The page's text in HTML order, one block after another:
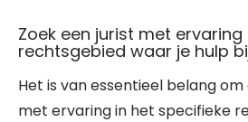
Zoek een jurist met
rechtsgebied waar je hulp
Het is van essentieel belang
met ervaring in het specifieke